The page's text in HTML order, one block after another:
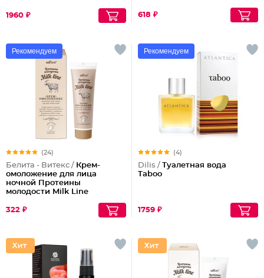
1960 ₽ 618 ₽
Рекомендуем
(24)
Белита - Витекс / Крем-
омоложение для лица
ночной Протеины
молодости Milk Line
322 ₽
Рекомендуем
(4)
Dilis / Туалетная вода
Taboo
1759 ₽